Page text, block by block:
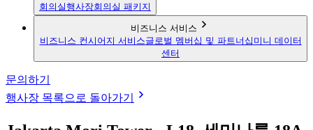
회의실행사장회의실 패키지
비즈니스 서비스
비즈니스 컨시어지 서비스글로벌 멤버십 및 파트너십 미니 데이터
센터
문의하기
행사장 목록으로 돌아가기